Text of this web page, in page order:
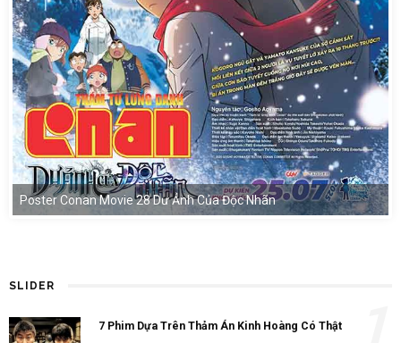
Poster Conan Movie 28 Dư Ảnh Của Độc Nhãn
SLIDER
7 Phim Dựa Trên Thảm Án Kinh Hoàng Có Thật